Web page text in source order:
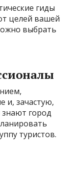
гиды
целей вашей
выбрать
и, зачастую,
город
туристов.